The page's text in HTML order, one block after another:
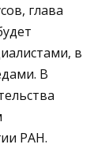
глава
в
В
РАН.